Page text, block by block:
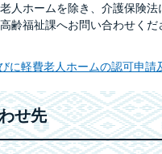
人ホームを除き、介護保険
齢福祉課へお問い合わせくだ
に軽費老人ホームの認可申請
せ先